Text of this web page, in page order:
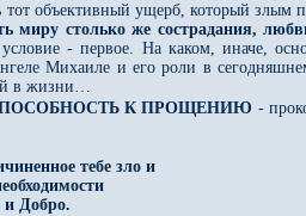
тот объективный ущерб, который злым
миру столько же сострадания,
- первое. На каком, иначе,
Михаиле и его роли в
в жизни…
К ПРОЩЕНИЮ -
тебе зло и
Добро.